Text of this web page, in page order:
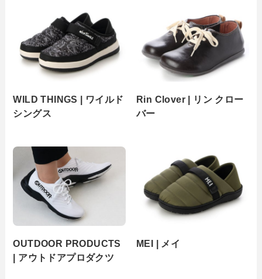
WILD THINGS | ワイルド
シングス
Rin Clover | リン クロー
バー
OUTDOOR PRODUCTS
| アウトドアプロダクツ
MEI | メイ